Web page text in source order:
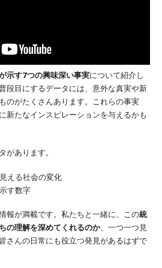
示す7つの興味深い事実について紹介し
段目にするデータには、意外な真実や新
のがたくさんあります。これらの事実
新たなインスピレーションを与えるかも
があります。
える社会の変化
す数字
報が満載です。私たちと一緒に、この統
の理解を深めてくれるのか、一つ一つ見
さんの日常にも役立つ発見があるはずで